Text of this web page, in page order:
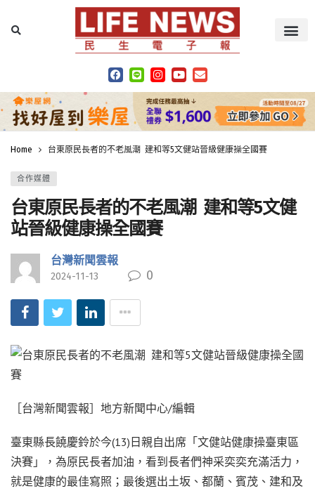
Home 台東原民長者的不老風潮 建和等5文健站晉級健康操全國賽
合作媒體
台東原民長者的不老風潮 建和等5文健
站晉級健康操全國賽
台灣新聞雲報
2024-11-13 0
［台灣新聞雲報］地方新聞中心/編輯
臺東縣長饒慶鈴於今(13)日親自出席「文健站健康操臺東區
決賽」，為原民長者加油，看到長者們神采奕奕充滿活力，
就是健康的最佳寫照；最後選出土坂、都蘭、賓茂、建和及